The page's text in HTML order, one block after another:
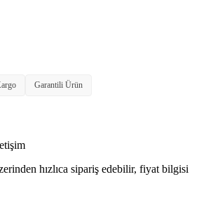
Garantili Ürün
hızlıca sipariş edebilir, fiyat bilgisi